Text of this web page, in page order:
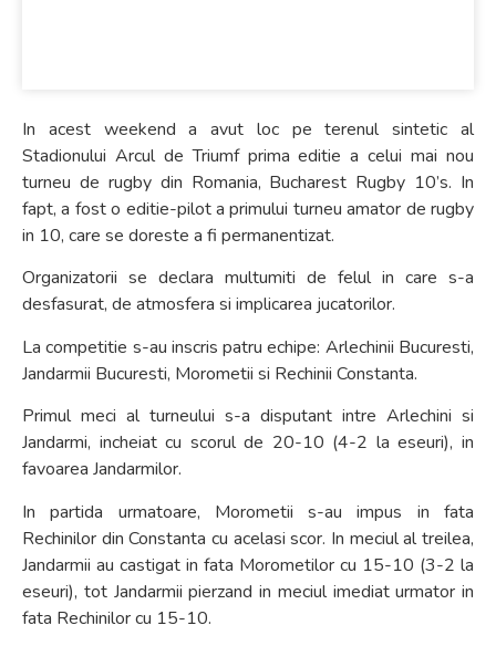
In acest weekend a avut loc pe terenul sintetic al
Stadionului Arcul de Triumf prima editie a celui mai nou
turneu de rugby din Romania, Bucharest Rugby 10’s. In
fapt, a fost o editie-pilot a primului turneu amator de rugby
in 10, care se doreste a fi permanentizat.
Organizatorii se declara multumiti de felul in care s-a
desfasurat, de atmosfera si implicarea jucatorilor.
La competitie s-au inscris patru echipe: Arlechinii Bucuresti,
Jandarmii Bucuresti, Morometii si Rechinii Constanta.
Primul meci al turneului s-a disputant intre Arlechini si
Jandarmi, incheiat cu scorul de 20-10 (4-2 la eseuri), in
favoarea Jandarmilor.
In partida urmatoare, Morometii s-au impus in fata
Rechinilor din Constanta cu acelasi scor. In meciul al treilea,
Jandarmii au castigat in fata Morometilor cu 15-10 (3-2 la
eseuri), tot Jandarmii pierzand in meciul imediat urmator in
fata Rechinilor cu 15-10.